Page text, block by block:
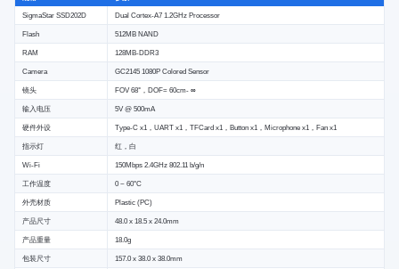
SigmaStar SSD202D Dual Cortex-A7 1.2GHz Processor
Flash 512MB NAND
RAM 128MB-DDR3
Camera GC2145 1080P Colored Sensor
镜头 FOV 68°，DOF= 60cm- ∞
输入电压 5V @ 500mA
硬件外设 Type-C x1，UART x1，TFCard x1，Button x1，Microphone x1，Fan x1
指示灯 红，白
Wi-Fi 150Mbps 2.4GHz 802.11 b/g/n
工作温度 0 ~ 60°C
外壳材质 Plastic (PC)
产品尺寸 48.0 x 18.5 x 24.0mm
产品重量 18.0g
包装尺寸 157.0 x 38.0 x 38.0mm